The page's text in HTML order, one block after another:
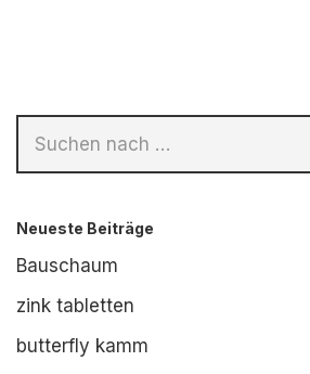
Neueste Beiträge
Bauschaum
zink tabletten
butterfly kamm